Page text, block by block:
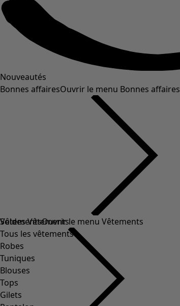
Nouveautés
Bonnes affairesOuvrir le menu Bonnes affaires
Soldes Vêtements
Tous les vêtements
Robes
Tuniques
Blouses
Tops
Gilets
VêtementsOuvrir le menu Vêtements